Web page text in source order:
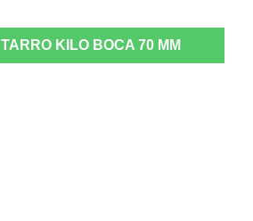
TARRO KILO BOCA 70 MM